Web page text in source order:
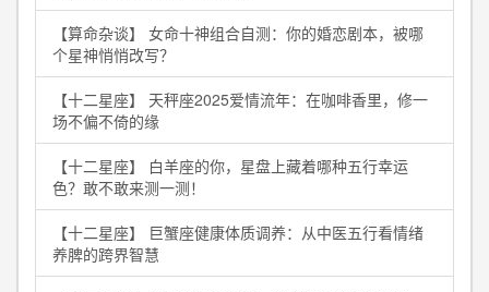
【算命杂谈】 女命十神组合自测：你的婚恋剧本，被哪
个星神悄悄改写？
【十二星座】 天秤座2025爱情流年：在咖啡香里，修一
场不偏不倚的缘
【十二星座】 白羊座的你，星盘上藏着哪种五行幸运
色？敢不敢来测一测！
【十二星座】 巨蟹座健康体质调养：从中医五行看情绪
养脾的跨界智慧